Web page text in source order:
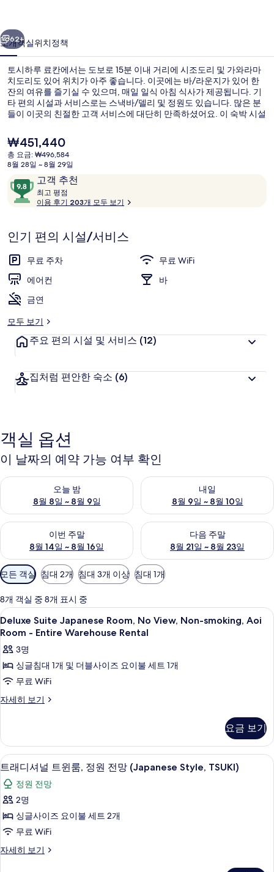
사
진
갤
러
리
다음
62+
소개객실위치정책
토시하루 료칸에서는 도보로 15분 이내 거리에 시조도리 및 가와라마
치도리도 있어 위치가 아주 좋습니다. 이곳에는 바/라운지가 있어 한
잔의 여유를 즐기실 수 있으며, 매일 일식 아침 식사가 제공됩니다. 기
타 편의 시설과 서비스로는 스낵바/델리 및 정원도 있습니다. 많은 분
들이 이곳의 친절한 고객 서비스에 대단히 만족하셨어요. 이 숙박 시설
해요.
현
재
가
은
₩451,440
₩451,440
총 요금: ₩496,584
8월 28일 ~ 8월 29일
이
용
후
고객 추천
10
점
만
중
9.8
점,
객
추
최고 평점
고
점
이용 후기 203개 모두 보기
인기 편의 시설/서비스
무료 주차
무료 WiFi
에어컨
바
금연
모두 보기
주요 편의 시설 및 서비스 (12)
집처럼 편안한 숙소 (6)
객실 옵션
이 날짜의 예약 가능 여부 확인
오늘 밤
8월 8일 ~ 8월 9일
오늘 밤 예약 가능 여부 확인, 8월 8일 ~ 8월 9일
내일
8월 9일 ~ 8월 10일
내일 예약 가능 여부 확인, 8월
이번 주말
8월 14일 ~ 8월 16일
이번 주말 예약 가능 여부 확인, 8월 14일 ~ 8월 16일
다음 주말
8월 21일 ~ 8월 23일
다음 주말 예약 가능 여부 확인
객
실
에
사
용
가
능
한
필
모든 객실 침대 2개 침대 3개 이상 침대 1개
8개 객실 중 8개 표시 중
Deluxe
Suite
Japanese
Room,
No
View,
Non-
Room
Entire
Warehouse
Rental
사
진
모
두
8
Deluxe Suite Japanese Room, No View, Non-smoking, Aoi
Room - Entire Warehouse Rental
3명
싱글침대 1개 및 더블사이즈 요이불 세트 1개
무료 WiFi
자세히 보기
Deluxe
No
View,
Non-
smoking,
Aoi
Room
Entire
Warehouse
자
요금 보기
트
래
디
셔
널
윈
트래디셔널 트윈룸, 정원 전망
7
트래디셔널 트윈룸, 정원 전망 (Japanese Style, TSUKI)
정원 전망
2명
싱글사이즈 요이불 세트 2개
무료 WiFi
자세히 보기
트